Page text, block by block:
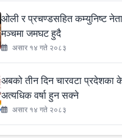
ओली र प्रचण्डसहित कम्युनिष्ट
मञ्चमा जमघट हुदै
असार १४ गते २०८३
अबको तीन दिन चारवटा प्रदेशका
अत्यधिक वर्षा हुन सक्ने
असार १४ गते २०८३